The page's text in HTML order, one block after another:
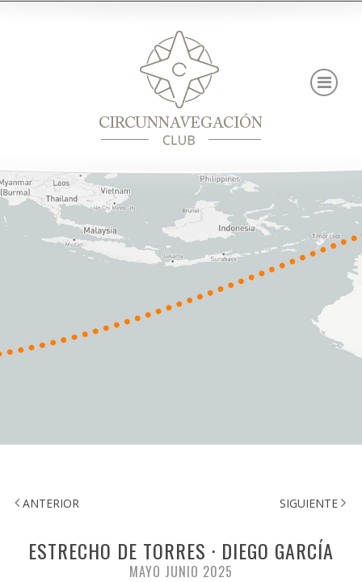
ANTERIOR
ESTRECHO DE TORRES · DIEGO GARCÍA
MAYO JUNIO 2025
SIGUIENTE